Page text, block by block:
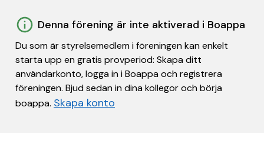
Denna förening är inte aktiverad i Boappa
Du som är styrelsemedlem i föreningen kan enkelt
starta upp en gratis provperiod: Skapa ditt
användarkonto, logga in i Boappa och registrera
föreningen. Bjud sedan in dina kollegor och börja
boappa. Skapa konto